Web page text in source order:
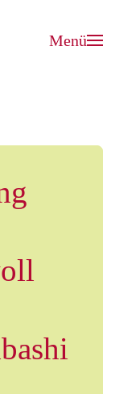
Menü